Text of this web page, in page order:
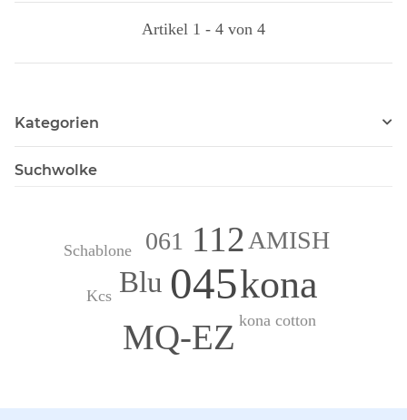
Artikel 1 - 4 von 4
Kategorien
Suchwolke
045kona
MQ-EZ
112
Blu
AMISH
061
Kcs
Schablone
kona cotton